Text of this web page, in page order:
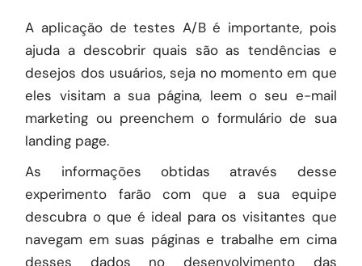
A aplicação de testes A/B é importante, pois
ajuda a descobrir quais são as tendências e
desejos dos usuários, seja no momento em que
eles visitam a sua página, leem o seu e-mail
marketing ou preenchem o formulário de sua
landing page.
As informações obtidas através desse
experimento farão com que a sua equipe
descubra o que é ideal para os visitantes que
navegam em suas páginas e trabalhe em cima
desses dados no desenvolvimento das